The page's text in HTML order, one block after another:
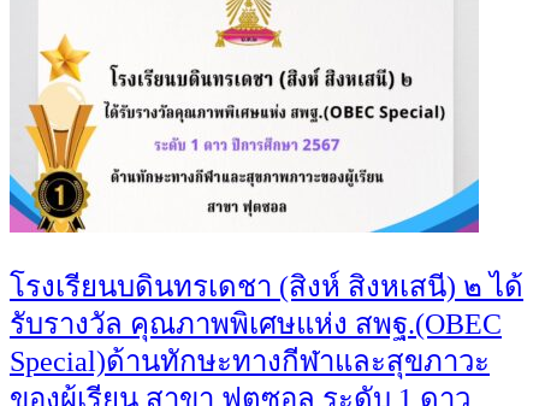
โรงเรียนบดินทรเดชา (สิงห์ สิงหเสนี) ๒ ได้
รับรางวัล คุณภาพพิเศษแห่ง สพฐ.(OBEC
Special)ด้านทักษะทางกีฬาและสุขภาวะ
ของผู้เรียน สาขา ฟุตซอล ระดับ 1 ดาว